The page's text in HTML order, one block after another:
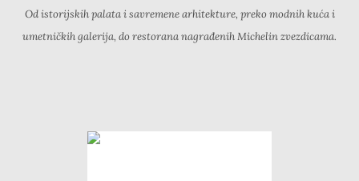
Od istorijskih palata i savremene arhitekture, preko modnih kuća i
umetničkih galerija, do restorana nagrađenih Michelin zvezdicama.